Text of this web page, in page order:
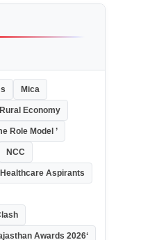
Mica
Rural Economy
Role Model ’
NCC
Healthcare Aspirants
Awards 2026‘